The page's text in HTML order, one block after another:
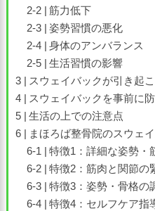
筋力低下
姿勢習慣の悪化
身体のアンバランス
生活習慣の影響
スウェイバックが引き起
スウェイバックを事前に
生活の上での注意点
まほろば整骨院のスウェ
特徴1：詳細な姿勢・
特徴2：筋肉と関節の
特徴3：姿勢・骨格の
特徴4：セルフケア指